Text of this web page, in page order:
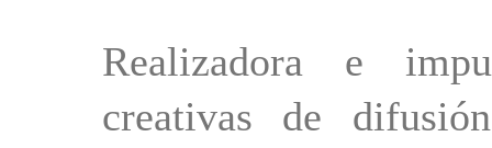
Realizadora e
creativas de